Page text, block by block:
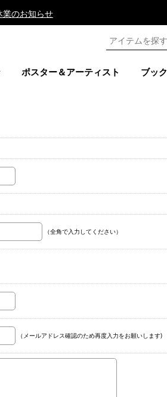
業のお知らせ
ポスター＆アーティスト ブック
（全角で入力してください）
（メールアドレス確認のため再度入力をお願いします)